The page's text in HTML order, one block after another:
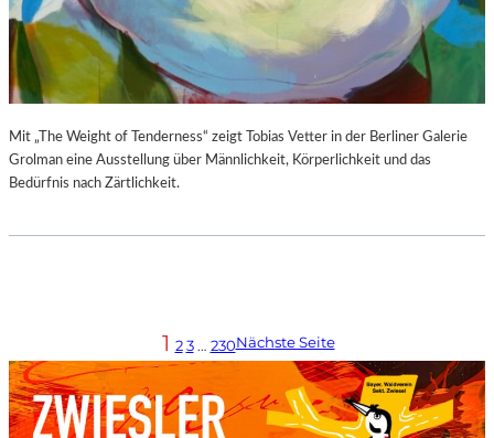
Mit „The Weight of Tenderness“ zeigt Tobias Vetter in der Berliner Galerie
Grolman eine Ausstellung über Männlichkeit, Körperlichkeit und das
Bedürfnis nach Zärtlichkeit.
1 2 3 … 230Nächste Seite